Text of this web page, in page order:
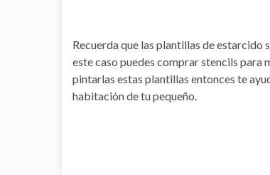
Recuerda que las plantillas de estarcido
este caso puedes comprar stencils para
pintarlas estas plantillas entonces te
habitación de tu pequeño.